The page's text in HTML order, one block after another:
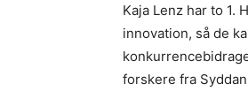
Kaja Lenz har to 1.
innovation, så de
forskere fra